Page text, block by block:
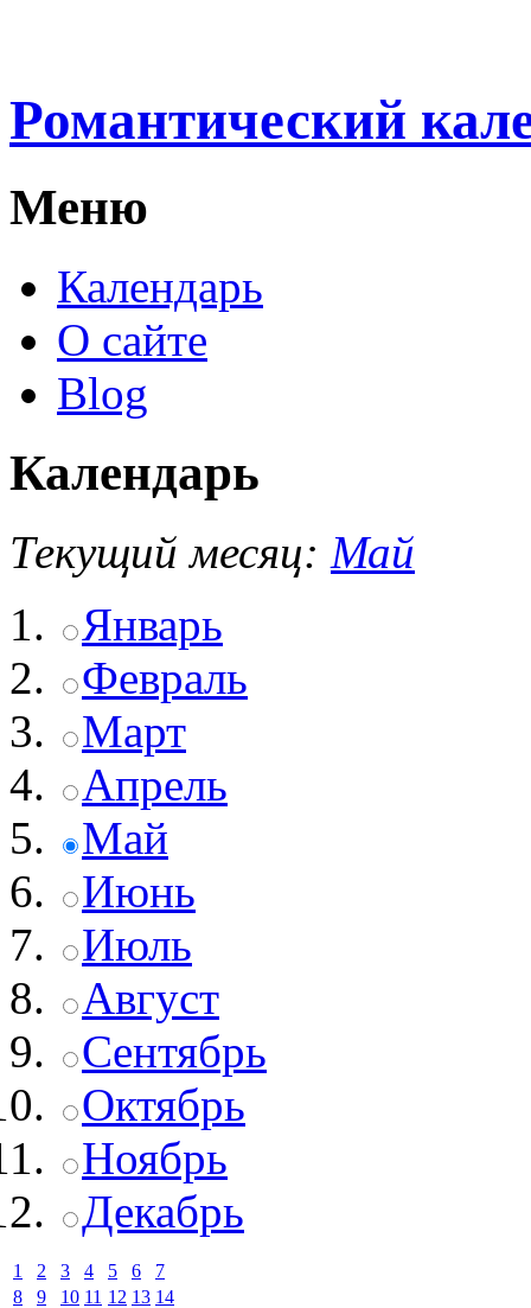
Романтический
Меню
Календарь
О сайте
Blog
Календарь
Текущий месяц: Май
Январь
Февраль
Март
Апрель
Май
Июнь
Июль
Август
Сентябрь
Октябрь
Ноябрь
Декабрь
1 2 3 4 5 6
7
8
9 10 11 12 13 14